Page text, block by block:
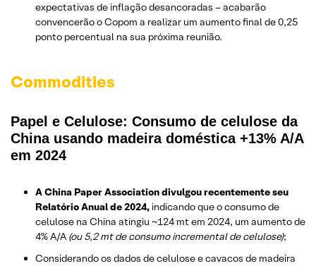
expectativas de inflação desancoradas – acabarão
convencerão o Copom a realizar um aumento final de 0,25
ponto percentual na sua próxima reunião.
Commodities
Papel e Celulose: Consumo de celulose da
China usando madeira doméstica +13% A/A
em 2024
A China Paper Association divulgou recentemente seu
Relatório Anual de 2024, indicando que o consumo de
celulose na China atingiu ~124 mt em 2024, um aumento de
4% A/A (ou 5,2 mt de consumo incremental de celulose);
Considerando os dados de celulose e cavacos de madeira